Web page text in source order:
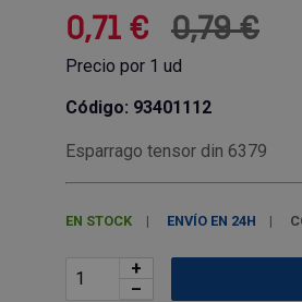
0,71 € 0,79 €
Precio por 1 ud
Código: 93401112
Esparrago tensor din 6379
EN STOCK ENVÍO EN 24H
+
–